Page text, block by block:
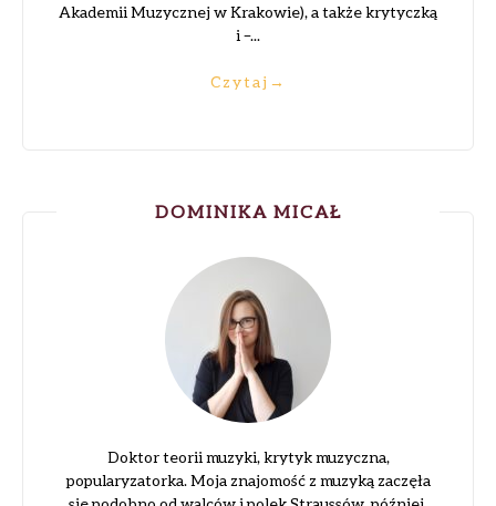
Akademii Muzycznej w Krakowie), a także krytyczką
i –...
Czytaj →
DOMINIKA MICAŁ
Doktor teorii muzyki, krytyk muzyczna,
popularyzatorka. Moja znajomość z muzyką zaczęła